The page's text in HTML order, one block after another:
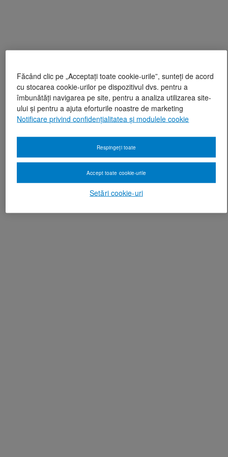
Făcând clic pe „Acceptați toate cookie-urile”, sunteți de acord
cu stocarea cookie-urilor pe dispozitivul dvs. pentru a
îmbunătăți navigarea pe site, pentru a analiza utilizarea site-
ului și pentru a ajuta eforturile noastre de marketing
Notificare privind confidențialitatea și modulele cookie
Setări cookie-uri
Respingeți toate
Accept toate cookie-urile